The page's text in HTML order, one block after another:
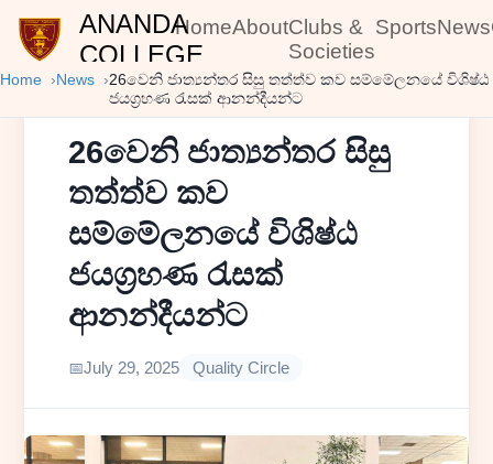
ANANDA
COLLEGE
HomeAboutClubs &
Societies
SportsNews
Home News
26වෙනි ජාත්‍යන්තර සිසු තත්ත්ව කව සම්මේලනයේ විශිෂ්ඨ
ජයග්‍රහණ රැසක් ආනන්දීයන්ට
26වෙනි ජාත්‍යන්තර සිසු
තත්ත්ව කව
සම්මේලනයේ විශිෂ්ඨ
ජයග්‍රහණ රැසක්
ආනන්දීයන්ට
July 29, 2025 Quality Circle